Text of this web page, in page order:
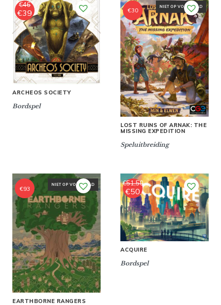
ARCHEOS SOCIETY
Bordspel
€46
Oorspronkelijke
prijs
was:
€46.
€39
Huidige
prijs
is:
€39.
NIET OP VOORRAAD
LOST RUINS OF ARNAK: THE
MISSING EXPEDITION
Speluitbreiding
€30
NIET OP VOORRAAD
EARTHBORNE RANGERS
€93
ACQUIRE
Bordspel
€51,50
Oorspronkelijke
prijs
was:
€51,50.
€50
Huidige
prijs
is:
€50.